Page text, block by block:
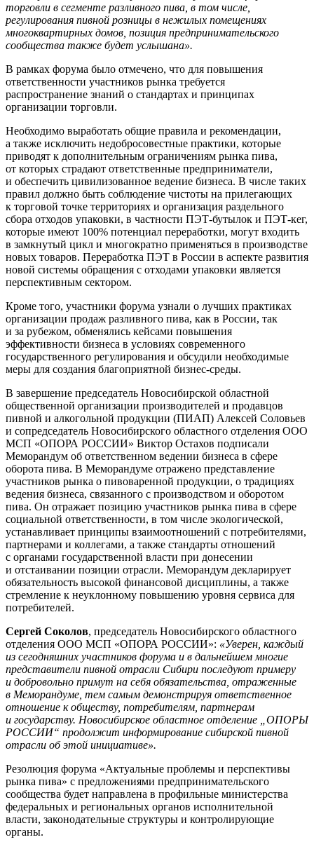
торговли в сегменте разливного пива, в том числе,
регулирования пивной розницы в нежилых помещениях
многоквартирных домов, позиция предпринимательского
сообщества также будет услышана».
В рамках форума было отмечено, что для повышения
ответственности участников рынка требуется
распространение знаний о стандартах и принципах
организации торговли.
Необходимо выработать общие правила и рекомендации,
а также исключить недобросовестные практики, которые
приводят к дополнительным ограничениям рынка пива,
от которых страдают ответственные предприниматели,
и обеспечить цивилизованное ведение бизнеса. В числе таких
правил должно быть соблюдение чистоты на прилегающих
к торговой точке территориях и организация раздельного
сбора отходов упаковки, в частности ПЭТ-бутылок и ПЭТ-кег,
которые имеют 100% потенциал переработки, могут входить
в замкнутый цикл и многократно применяться в производстве
новых товаров. Переработка ПЭТ в России в аспекте развития
новой системы обращения с отходами упаковки является
перспективным сектором.
Кроме того, участники форума узнали о лучших практиках
организации продаж разливного пива, как в России, так
и за рубежом, обменялись кейсами повышения
эффективности бизнеса в условиях современного
государственного регулирования и обсудили необходимые
меры для создания благоприятной бизнес-среды.
В завершение председатель Новосибирской областной
общественной организации производителей и продавцов
пивной и алкогольной продукции (ПИАП) Алексей Соловьев
и сопредседатель Новосибирского областного отделения ООО
МСП «ОПОРА РОССИИ» Виктор Остахов подписали
Меморандум об ответственном ведении бизнеса в сфере
оборота пива. В Меморандуме отражено представление
участников рынка о пивоваренной продукции, о традициях
ведения бизнеса, связанного с производством и оборотом
пива. Он отражает позицию участников рынка пива в сфере
социальной ответственности, в том числе экологической,
устанавливает принципы взаимоотношений с потребителями,
партнерами и коллегами, а также стандарты отношений
с органами государственной власти при донесении
и отстаивании позиции отрасли. Меморандум декларирует
обязательность высокой финансовой дисциплины, а также
стремление к неуклонному повышению уровня сервиса для
потребителей.
Сергей Соколов, председатель Новосибирского областного
отделения ООО МСП «ОПОРА РОССИИ»: «Уверен, каждый
из сегодняшних участников форума и в дальнейшем многие
представители пивной отрасли Сибири последуют примеру
и добровольно примут на себя обязательства, отраженные
в Меморандуме, тем самым демонстрируя ответственное
отношение к обществу, потребителям, партнерам
и государству. Новосибирское областное отделение „ОПОРЫ
РОССИИ“ продолжит информирование сибирской пивной
отрасли об этой инициативе».
Резолюция форума «Актуальные проблемы и перспективы
рынка пива» с предложениями предпринимательского
сообщества будет направлена в профильные министерства
федеральных и региональных органов исполнительной
власти, законодательные структуры и контролирующие
органы.